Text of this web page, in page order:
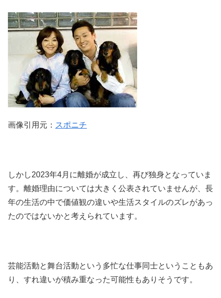
画像引用元： スポニチ
しかし2023年4月に離婚が成立し、再び独身となっていま
す。離婚理由については大きく公表されていませんが、長
年の生活の中で価値観の違いや生活スタイルのズレがあっ
たのではないかと考えられています。
芸能活動と舞台活動という多忙な仕事同士ということもあ
り、すれ違いが積み重なった可能性もありそうです。